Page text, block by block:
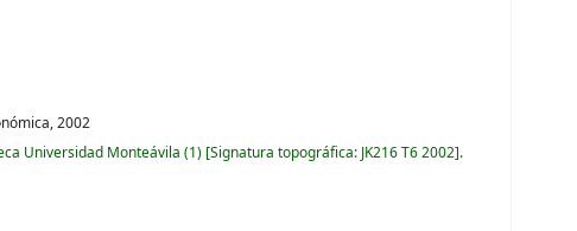
2002
Universidad Monteávila (1) Signatura topográfica: JK216 T6 2002 .